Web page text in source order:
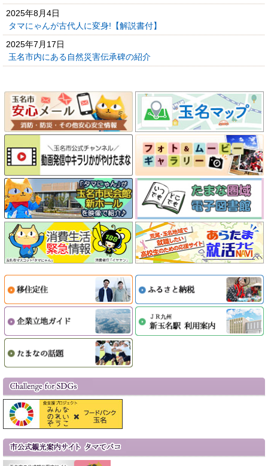
2025年8月4日
タマにゃんが古代人に変身!【解説書付】
2025年7月17日
玉名市内にある自然災害伝承碑の紹介